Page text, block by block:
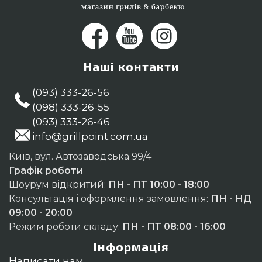
Наші контакти
(093) 333-26-56
(098) 333-26-55
(093) 333-26-46
info@grillpoint.com.ua
Київ, вул. Автозаводська 99/4
Графік роботи
Шоурум відкритий: ПН - ПТ 10:00 - 18:00
Консультація і оформлення замовлення: ПН - НД
09:00 - 20:00
Режим роботи складу: ПН - ПТ 08:00 - 16:00
Інформація